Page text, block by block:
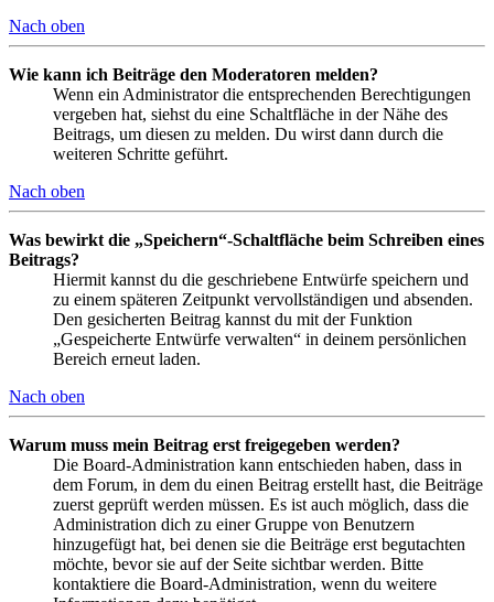
Nach oben
Wie kann ich Beiträge den Moderatoren melden?
Wenn ein Administrator die entsprechenden Berechtigungen
vergeben hat, siehst du eine Schaltfläche in der Nähe des
Beitrags, um diesen zu melden. Du wirst dann durch die
weiteren Schritte geführt.
Nach oben
Was bewirkt die „Speichern“-Schaltfläche beim Schreiben eines
Beitrags?
Hiermit kannst du die geschriebene Entwürfe speichern und
zu einem späteren Zeitpunkt vervollständigen und absenden.
Den gesicherten Beitrag kannst du mit der Funktion
„Gespeicherte Entwürfe verwalten“ in deinem persönlichen
Bereich erneut laden.
Nach oben
Warum muss mein Beitrag erst freigegeben werden?
Die Board-Administration kann entschieden haben, dass in
dem Forum, in dem du einen Beitrag erstellt hast, die Beiträge
zuerst geprüft werden müssen. Es ist auch möglich, dass die
Administration dich zu einer Gruppe von Benutzern
hinzugefügt hat, bei denen sie die Beiträge erst begutachten
möchte, bevor sie auf der Seite sichtbar werden. Bitte
kontaktiere die Board-Administration, wenn du weitere